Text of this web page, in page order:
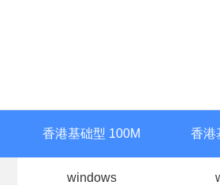
香港基础型 100M
windows
香港